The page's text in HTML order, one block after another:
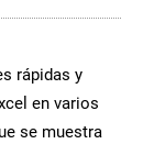
rápidas y
en varios
se muestra